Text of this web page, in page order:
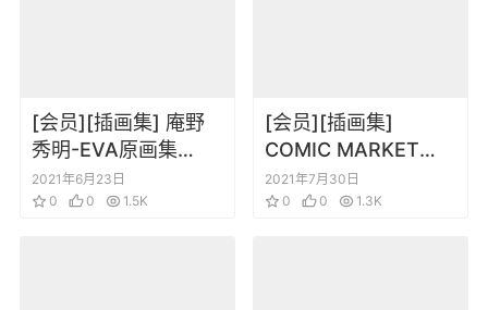
[会员][插画集] 庵野
秀明-EVA原画集
Goundwork.of.Evan
gelion vol.01
2021年6月23日
0
0 1.5K
[会员][插画集]
COMIC MARKET
45th Anniversary
Book
2021年7月30日
0
0 1.3K